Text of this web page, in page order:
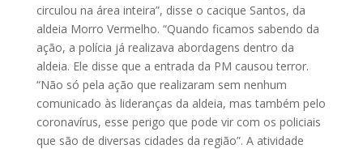
circulou na área inteira”, disse o cacique Santos, da
aldeia Morro Vermelho. “Quando ficamos sabendo da
ação, a polícia já realizava abordagens dentro da
aldeia. Ele disse que a entrada da PM causou terror.
“Não só pela ação que realizaram sem nenhum
comunicado às lideranças da aldeia, mas também pelo
coronavírus, esse perigo que pode vir com os policiais
que são de diversas cidades da região”. A atividade